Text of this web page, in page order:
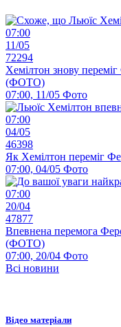
07:00
11/05
72294
Хемілтон знову переміг
(ФОТО)
07:00, 11/05 Фото
07:00
04/05
46398
Як Хемілтон переміг
07:00, 04/05 Фото
07:00
20/04
47877
Впевнена перемога
(ФОТО)
07:00, 20/04 Фото
Всі новини
Відео матеріали